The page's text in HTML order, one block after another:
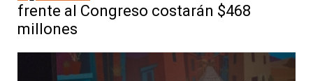
frente al Congreso costarán $468
millones